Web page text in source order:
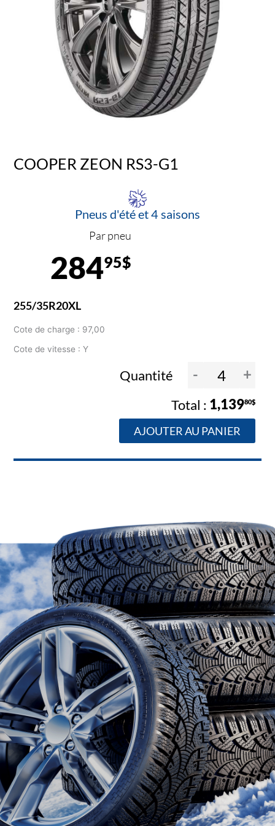
COOPER ZEON RS3-G1
Pneus d'été et 4 saisons
Par pneu
28495$
255/35R20XL
Cote de charge : 97,00
Cote de vitesse : Y
Quantité - +
1,13980$
AJOUTER AU PANIER